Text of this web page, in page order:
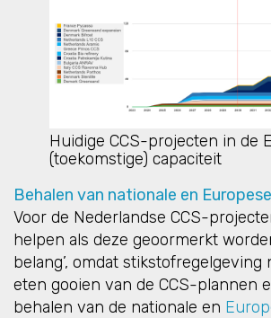
Huidige CCS-projecten in de
(toekomstige) capaciteit
Behalen van nationale en
Voor de Nederlandse CCS-
helpen als deze geoormerkt
belang’, omdat
eten gooien van de CCS-plannen
behalen van de nationale en